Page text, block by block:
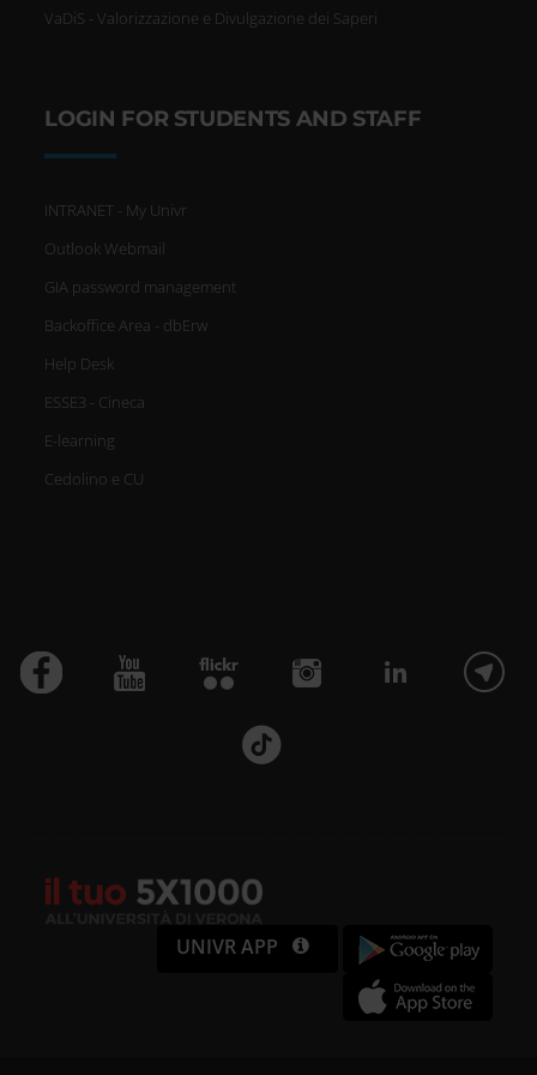
VaDiS - Valorizzazione e Divulgazione dei Saperi
LOGIN FOR STUDENTS AND STAFF
INTRANET - My Univr
Outlook Webmail
GIA password management
Backoffice Area - dbErw
Help Desk
ESSE3 - Cineca
E-learning
Cedolino e CU
UNIVR APP